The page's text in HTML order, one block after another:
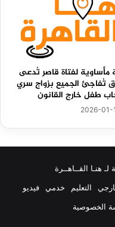
لفتاة قاصر تُدعى
تُفاجئ الجميع بزواج سري
طفل خارج القانون
2026-01-
التعليم خدمي
فيديو
الخصوصية